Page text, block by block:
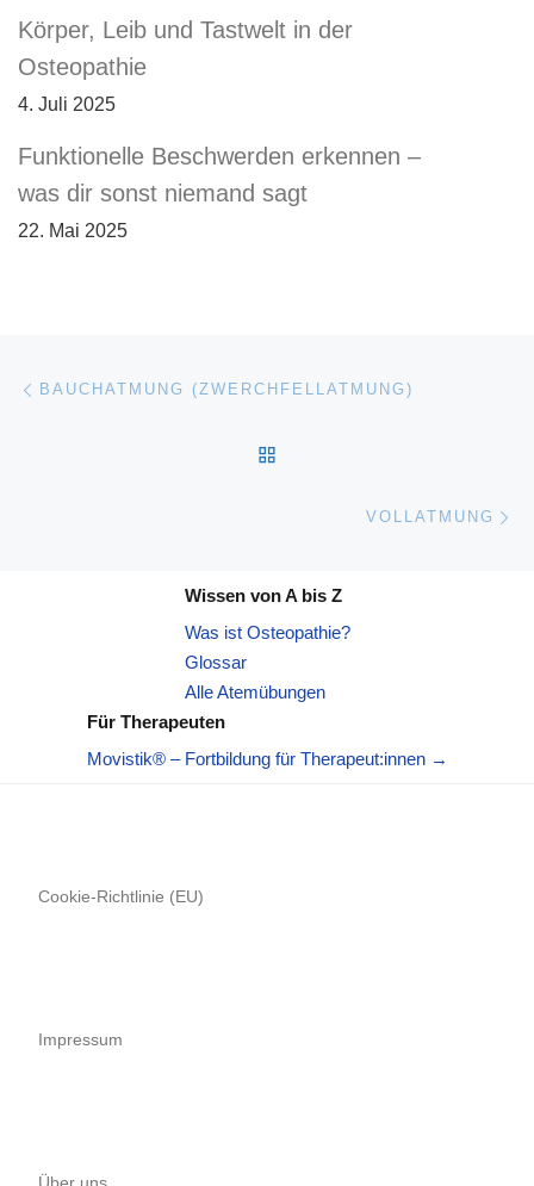
Körper, Leib und Tastwelt in der
Osteopathie
4. Juli 2025
Funktionelle Beschwerden erkennen –
was dir sonst niemand sagt
22. Mai 2025
Beitragsnavigation
BAUCHATMUNG (ZWERCHFELLATMUNG)
VOLLATMUNG
Wissen von A bis Z
Was ist Osteopathie?
Glossar
Alle Atemübungen
Für Therapeuten
Movistik® – Fortbildung für Therapeut:innen →
Cookie-Richtlinie (EU)
Impressum